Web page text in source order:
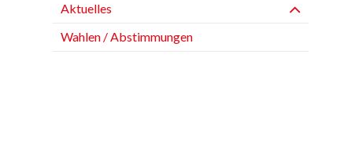
Aktuelles
Wahlen / Abstimmungen